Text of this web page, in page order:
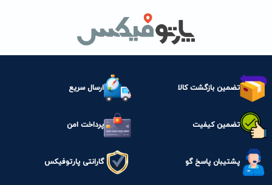
تضمین بازگشت کالا ارسال سریع
تضمین کیفیت پرداخت امن
پشتیبان پاسخ گو گارانتی پارتوفیکس